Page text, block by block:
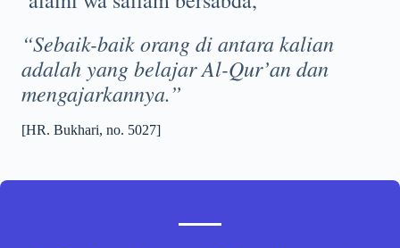
“Sebaik-baik orang di antara kalian
adalah yang belajar Al-Qur’an dan
mengajarkannya.”
[HR. Bukhari, no. 5027]